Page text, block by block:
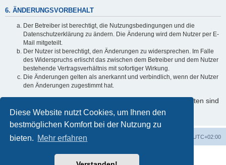
Diese Website nutzt Cookies, um Ihnen den
bestmöglichen Komfort bei der Nutzung zu
bieten. Mehr erfahren
6. ÄNDERUNGSVORBEHALT
Der Betreiber ist berechtigt, die Nutzungsbedingungen und die
Datenschutzerklärung zu ändern. Die Änderung wird dem Nutzer per E-
Mail mitgeteilt.
Der Nutzer ist berechtigt, den Änderungen zu widersprechen. Im Falle
des Widerspruchs erlischt das zwischen dem Betreiber und dem Nutzer
bestehende Vertragsverhältnis mit sofortiger Wirkung.
Die Änderungen gelten als anerkannt und verbindlich, wenn der Nutzer
den Änderungen zugestimmt hat.
Informationen über den Umgang mit Ihren persönlichen Daten sind
in der Datenschutzerklärung enthalten.
Startseite Foren-Übersicht UTC+02:00
Powered byphpBB® Forum Software © phpBB Limited
Deutsche Übersetzung durch